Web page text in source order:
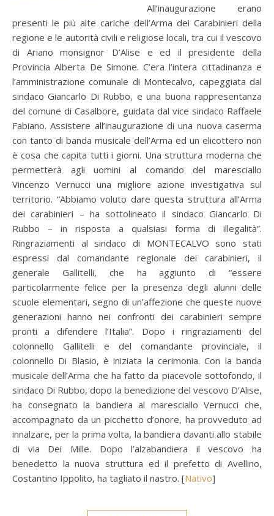
All’inaugurazione erano
presenti le più alte cariche dell’Arma dei Carabinieri della
regione e le autorità civili e religiose locali, tra cui il vescovo
di Ariano monsignor D’Alise e ed il presidente della
Provincia Alberta De Simone. C’era l’intera cittadinanza e
l’amministrazione comunale di Montecalvo, capeggiata dal
sindaco Giancarlo Di Rubbo, e una buona rappresentanza
del comune di Casalbore, guidata dal vice sindaco Raffaele
Fabiano. Assistere all’inaugurazione di una nuova caserma
con tanto di banda musicale dell’Arma ed un elicottero non
è cosa che capita tutti i giorni. Una struttura moderna che
permetterà agli uomini al comando del maresciallo
Vincenzo Vernucci una migliore azione investigativa sul
territorio. “Abbiamo voluto dare questa struttura all’Arma
dei carabinieri – ha sottolineato il sindaco Giancarlo Di
Rubbo – in risposta a qualsiasi forma di illegalità”.
Ringraziamenti al sindaco di MONTECALVO sono stati
espressi dal comandante regionale dei carabinieri, il
generale Gallitelli, che ha aggiunto di “essere
particolarmente felice per la presenza degli alunni delle
scuole elementari, segno di un’affezione che queste nuove
generazioni hanno nei confronti dei carabinieri sempre
pronti a difendere l’Italia”. Dopo i ringraziamenti del
colonnello Gallitelli e del comandante provinciale, il
colonnello Di Blasio, è iniziata la cerimonia. Con la banda
musicale dell’Arma che ha fatto da piacevole sottofondo, il
sindaco Di Rubbo, dopo la benedizione del vescovo D’Alise,
ha consegnato la bandiera al maresciallo Vernucci che,
accompagnato da un picchetto d’onore, ha provveduto ad
innalzare, per la prima volta, la bandiera davanti allo stabile
di via Dei Mille. Dopo l’alzabandiera il vescovo ha
benedetto la nuova struttura ed il prefetto di Avellino,
Costantino Ippolito, ha tagliato il nastro. [Nativo]